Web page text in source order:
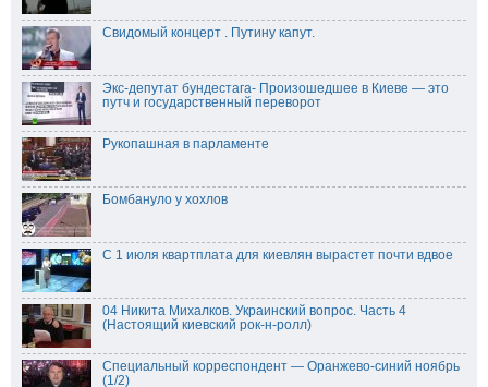
Свидомый концерт . Путину капут.
Экс-депутат бундестага- Произошедшее в Киеве — это
путч и государственный переворот
Рукопашная в парламенте
Бомбануло у хохлов
С 1 июля квартплата для киевлян вырастет почти вдвое
04 Никита Михалков. Украинский вопрос. Часть 4
(Настоящий киевский рок-н-ролл)
Специальный корреспондент — Оранжево-синий ноябрь
(1/2)